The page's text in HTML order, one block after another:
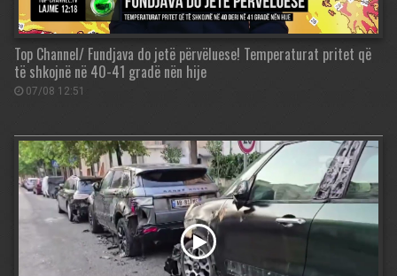
Top Channel/ Fundjava do jetë përvëluese! Temperaturat pritet që
të shkojnë në 40-41 gradë nën hije
07/08 12:51